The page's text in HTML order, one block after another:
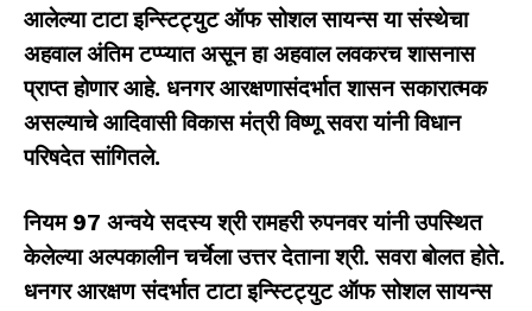
आलेल्या टाटा इन्स्टिट्युट ऑफ सोशल सायन्स या संस्थेचा
अहवाल अंतिम टप्प्यात असून हा अहवाल लवकरच शासनास
प्राप्त होणार आहे. धनगर आरक्षणासंदर्भात शासन सकारात्मक
असल्याचे आदिवासी विकास मंत्री विष्णू सवरा यांनी विधान
परिषदेत सांगितले.
नियम 97 अन्वये सदस्य श्री रामहरी रुपनवर यांनी उपस्थित
केलेल्या अल्पकालीन चर्चेला उत्तर देताना श्री. सवरा बोलत होते.
धनगर आरक्षण संदर्भात टाटा इन्स्टिट्युट ऑफ सोशल सायन्स